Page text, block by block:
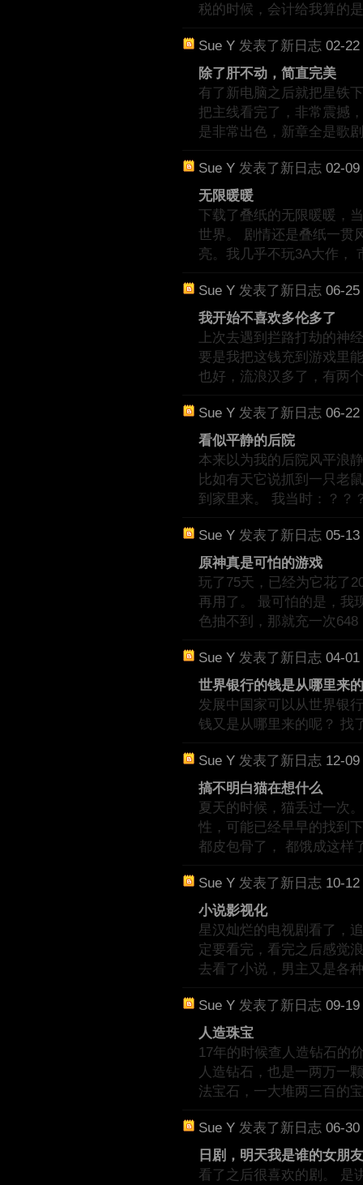
税的时候，会计给我算的是
Sue Y 发表了新日志 02-
除了肝不动，简直完美
有了新电脑之后就把星铁
把主线看完了，非常震撼
是非常出色，新章全是歌
Sue Y 发表了新日志 02-
无限暖暖
下载了叠纸的无限暖暖，
世界。 剧情还是叠纸一贯
亮。我几乎不玩3A大作，
Sue Y 发表了新日志 06-
我开始不喜欢多伦多了
上次去遇到拦路打劫的神
要是我把这钱充到游戏里
也好，流浪汉多了，有两
Sue Y 发表了新日志 06-
看似平静的后院
本来以为我的后院风平浪
比如有天它说抓到一只老
到家里来。 我当时：？？
Sue Y 发表了新日志 05-
原神真是可怕的游戏
玩了75天，已经为它花了
再用了。 最可怕的是，我
色抽不到，那就充一次648
Sue Y 发表了新日志 04-
世界银行的钱是从哪里来的
发展中国家可以从世界银
钱又是从哪里来的呢？ 找
Sue Y 发表了新日志 12-
搞不明白猫在想什么
夏天的时候，猫丢过一次
性，可能已经早早的找到
都皮包骨了， 都饿成这样
Sue Y 发表了新日志 10-
小说影视化
星汉灿烂的电视剧看了，
定要看完，看完之后感觉
去看了小说，男主又是各
Sue Y 发表了新日志 09-
人造珠宝
17年的时候查人造钻石的
人造钻石，也是一两万一
法宝石，一大堆两三百的
Sue Y 发表了新日志 06-
日剧，明天我是谁的女朋友
看了之后很喜欢的剧。 是